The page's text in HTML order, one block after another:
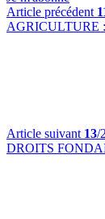
Article précédent
AGRICULTURE :
Article suivant 13/
DROITS